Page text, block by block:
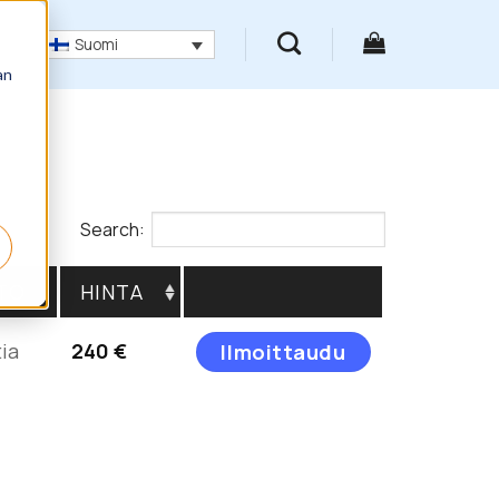
Suomi
Search:
HINTA
240 € Ilmoittaudu
Tällä